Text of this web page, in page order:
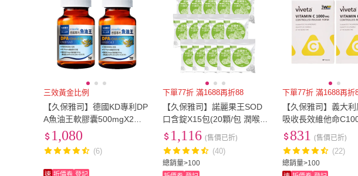
三效黃金比例
【久保雅司】德國KD專利DP
A魚油王軟膠囊500mgX2入
(45粒/入)
1,080
(6)
速 折價券 登記
下單77折 滿1688再折88
【久保雅司】諾麗果王SOD
口含錠X15包(20顆/包 潤喉
生津止渴)
總銷量>100
1,116 (售價已折)
(40)
下單77折 滿1688再折
【久保雅司】義大
吸收長效維他命
入(32錠/盒 維生素C
總銷量>100
831 (售價已折)
(22)